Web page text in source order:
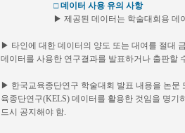
□ 데이터 사용 유의 사항
▶ 제공된 데이터는 학술대회용 데이터로
▶ 타인에 대한 데이터의 양도 또는 대여를 절대
데이터를 사용한 연구결과를 발표하거나 출판할
▶ 한국교육종단연구 학술대회 발표 내용을 논문
육종단연구(KELS) 데이터를 활용한 것임을 명
드시 공지해야 함.